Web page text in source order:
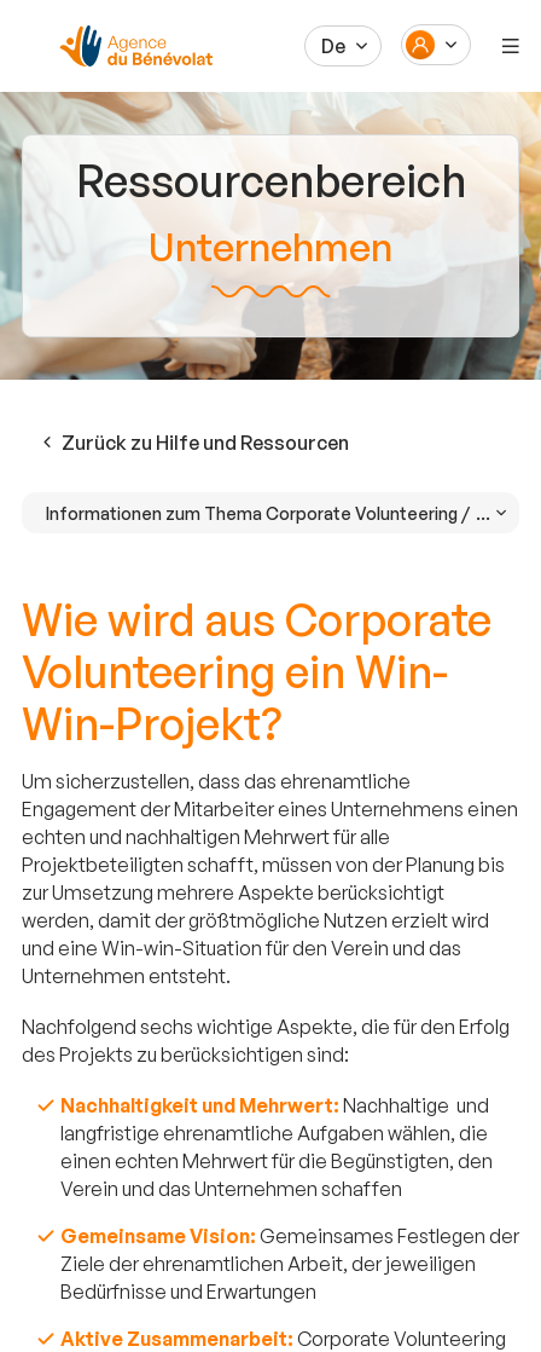
De
Ressourcenbereich
Unternehmen
Zurück zu Hilfe und Ressourcen
Informationen zum Thema Corporate Volunteering / Wie
Wie wird aus Corporate
Volunteering ein Win-
Win-Projekt?
Um sicherzustellen, dass das ehrenamtliche
Engagement der Mitarbeiter eines Unternehmens einen
echten und nachhaltigen Mehrwert für alle
Projektbeteiligten schafft, müssen von der Planung bis
zur Umsetzung mehrere Aspekte berücksichtigt
werden, damit der größtmögliche Nutzen erzielt wird
und eine Win-win-Situation für den Verein und das
Unternehmen entsteht.
Nachfolgend sechs wichtige Aspekte, die für den Erfolg
des Projekts zu berücksichtigen sind:
Nachhaltigkeit und Mehrwert: Nachhaltige und
langfristige ehrenamtliche Aufgaben wählen, die
einen echten Mehrwert für die Begünstigten, den
Verein und das Unternehmen schaffen
Gemeinsame Vision: Gemeinsames Festlegen der
Ziele der ehrenamtlichen Arbeit, der jeweiligen
Bedürfnisse und Erwartungen
Aktive Zusammenarbeit: Corporate Volunteering